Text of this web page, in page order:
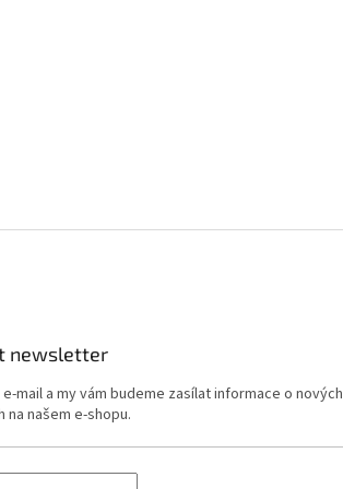
newsletter
mail a my vám budeme zasílat informace o nových
našem e-shopu.